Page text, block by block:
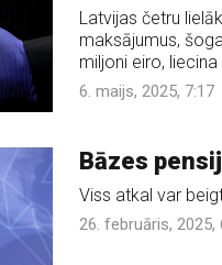
Latvijas četru
maksājumus,
miljoni eiro,
6. maijs, 2025, 7:17
Bāzes
Viss atkal var
26. februāris, 2025,